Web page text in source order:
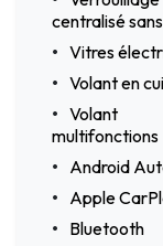
centralisé
Vitres
Volant en
Volant
multifonctions
Android
Apple
Bluetooth